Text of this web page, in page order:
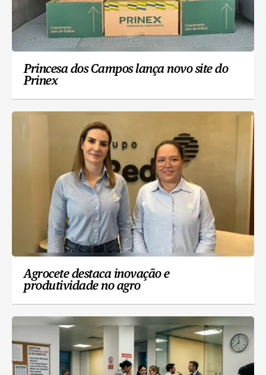
Princesa dos Campos lança novo site do
Prinex
Agrocete destaca inovação e
produtividade no agro